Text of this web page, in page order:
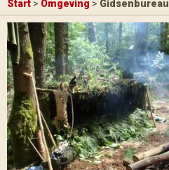
Start > Omgeving > Gidsenbureau